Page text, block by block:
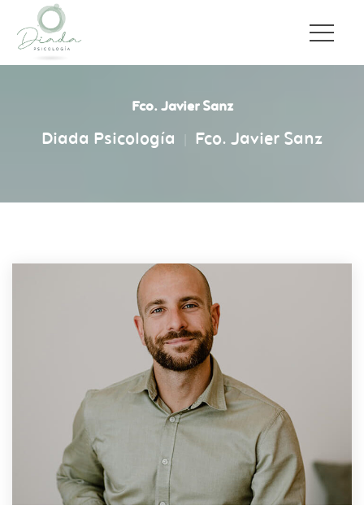
Fco. Javier Sanz
Diada Psicología Fco. Javier Sanz